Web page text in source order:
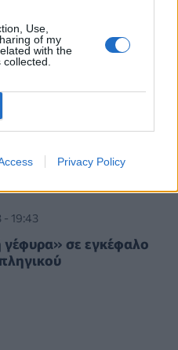
Use,
of my
with the
Privacy Policy
19:43
σε εγκέφαλο